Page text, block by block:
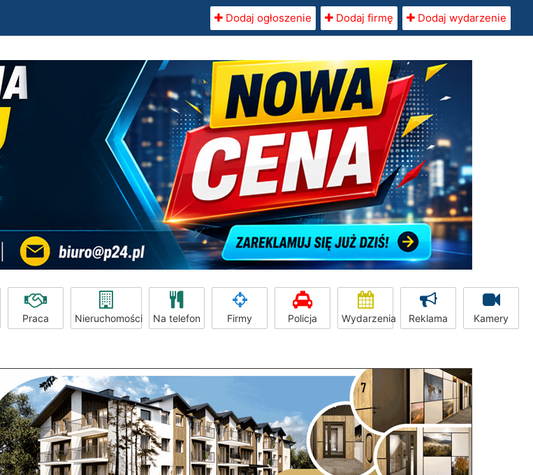
Dodaj ogłoszenie Dodaj firmę Dodaj wydarzenie
Praca Nieruchomości Na telefon Firmy Policja Wydarzenia Reklama Kamery